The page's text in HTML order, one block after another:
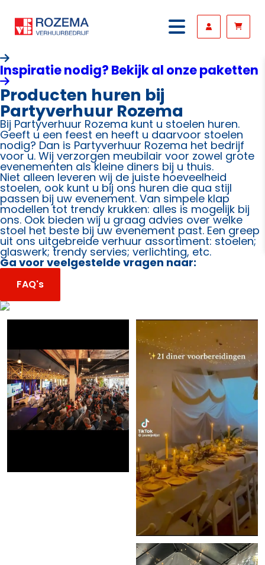
Inspiratie nodig? Bekijk al onze paketten
Producten huren bij
Partyverhuur Rozema
Bij Partyverhuur Rozema kunt u stoelen huren.
Geeft u een feest en heeft u daarvoor stoelen
nodig? Dan is Partyverhuur Rozema het bedrijf
voor u. Wij verzorgen meubilair voor zowel grote
evenementen als kleine diners bij u thuis.
Niet alleen leveren wij de juiste hoeveelheid
stoelen, ook kunt u bij ons huren die qua stijl
passen bij uw evenement. Van simpele klap
modellen tot trendy krukken: alles is mogelijk bij
ons. Ook bieden wij u graag advies over welke
stoel het beste bij uw evenement past. Een greep
uit ons uitgebreide verhuur assortiment: stoelen;
glaswerk; trendy servies; verlichting, etc.
Ga voor veelgestelde vragen naar:
FAQ's